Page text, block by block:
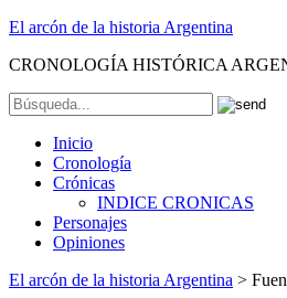
El arcón de la historia Argentina
CRONOLOGÍA HISTÓRICA
Inicio
Cronología
Crónicas
INDICE CRONICAS
Personajes
Opiniones
El arcón de la historia Argentina >